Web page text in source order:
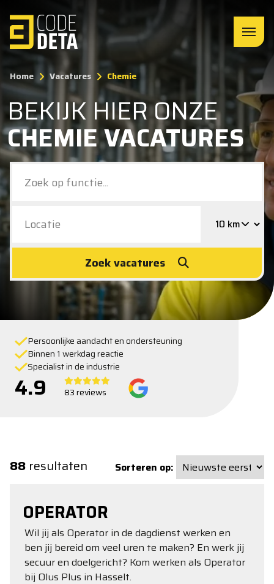
Home Vacatures Chemie
BEKIJK HIER ONZE
CHEMIE VACATURES
Zoek vacatures
Persoonlijke aandacht en ondersteuning
Binnen 1 werkdag reactie
Specialist in de industrie
4.9 83 reviews
88 resultaten Sorteren op:
OPERATOR
Wil jij als Operator in de dagdienst werken en
ben jij bereid om veel uren te maken? En werk jij
secuur en doelgericht? Kom werken als Operator
bij Olus Plus in Hasselt.